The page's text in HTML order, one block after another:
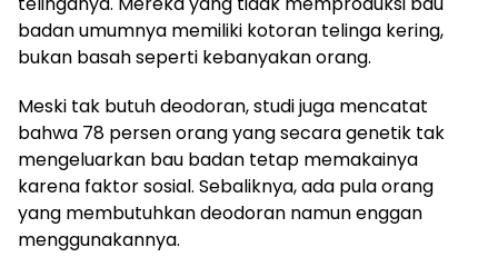
badan umumnya memiliki kotoran telinga kering,
bukan basah seperti kebanyakan orang.
Meski tak butuh deodoran, studi juga mencatat
bahwa 78 persen orang yang secara genetik tak
mengeluarkan bau badan tetap memakainya
karena faktor sosial. Sebaliknya, ada pula orang
yang membutuhkan deodoran namun enggan
menggunakannya.